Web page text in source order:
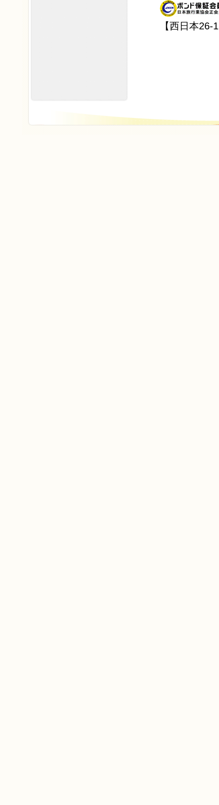
【西日本26-